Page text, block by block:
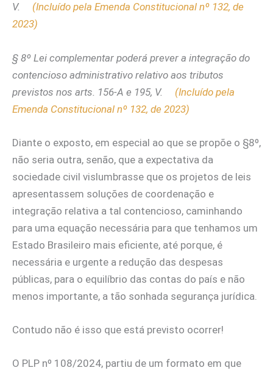
V. (Incluído pela Emenda Constitucional nº 132, de
2023)
§ 8º Lei complementar poderá prever a integração do
contencioso administrativo relativo aos tributos
previstos nos arts. 156-A e 195, V. (Incluído pela
Emenda Constitucional nº 132, de 2023)
Diante o exposto, em especial ao que se propõe o §8º,
não seria outra, senão, que a expectativa da
sociedade civil vislumbrasse que os projetos de leis
apresentassem soluções de coordenação e
integração relativa a tal contencioso, caminhando
para uma equação necessária para que tenhamos um
Estado Brasileiro mais eficiente, até porque, é
necessária e urgente a redução das despesas
públicas, para o equilíbrio das contas do país e não
menos importante, a tão sonhada segurança jurídica.
Contudo não é isso que está previsto ocorrer!
O PLP nº 108/2024, partiu de um formato em que